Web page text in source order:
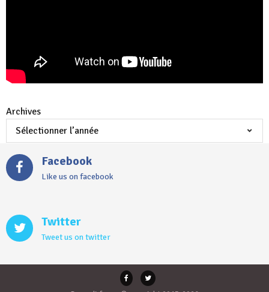
Archives
Facebook
Like us on facebook
Twitter
Tweet us on twitter